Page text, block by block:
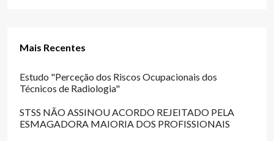
Mais Recentes
Estudo "Perceção dos Riscos Ocupacionais dos
Técnicos de Radiologia"
STSS NÃO ASSINOU ACORDO REJEITADO PELA
ESMAGADORA MAIORIA DOS PROFISSIONAIS